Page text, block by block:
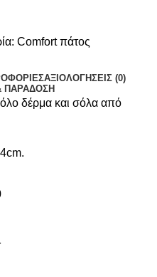
Comfort πάτος
ΑΞΙΟΛΟΓΉΣΕΙΣ (0)
ΠΑΡΆΔΟΣΗ
δέρμα και σόλα από